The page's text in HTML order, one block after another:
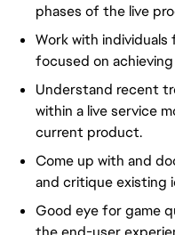
phases of the live
Work with
focused on
Understand recent
within a live service
current product.
Come up with and
and critique existing
Good eye for game